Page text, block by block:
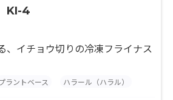
KI-4
、イチョウ切りの冷凍フライナス
ラントベース ハラール（ハラル）